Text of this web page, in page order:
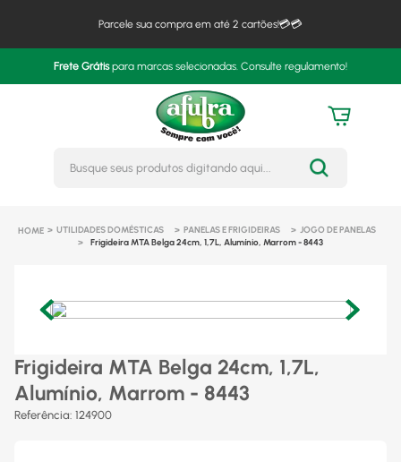
Parcele sua compra em até 2 cartões!💳💳
Frete Grátispara marcas selecionadas. Consulte regulamento!
Busque seus produtos
UTILIDADES DOMÉSTICAS PANELAS E FRIGIDEIRAS
JOGO DE PANELAS
Frigideira MTA Belga 24cm, 1,7L, Alumínio, Marrom - 8443
Frigideira MTA Belga 24cm, 1,7L,
Alumínio, Marrom - 8443
Referência: 124900